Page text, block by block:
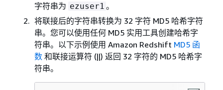
字符串为 ezuser1 。
将联接后的字符串转换为 32 字符 MD5 哈希字符
串。您可以使用任何 MD5 实用工具创建哈希字
符串。以下示例使用 Amazon Redshift MD5 函
数和联接运算符 (||) 返回 32 字符的 MD5 哈希字
符串。